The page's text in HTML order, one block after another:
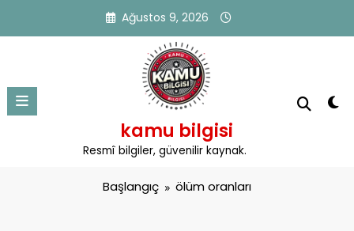
Ağustos 9, 2026
kamu bilgisi
Resmî bilgiler, güvenilir kaynak.
Etiket: ölüm oranları
Başlangıç ölüm oranları